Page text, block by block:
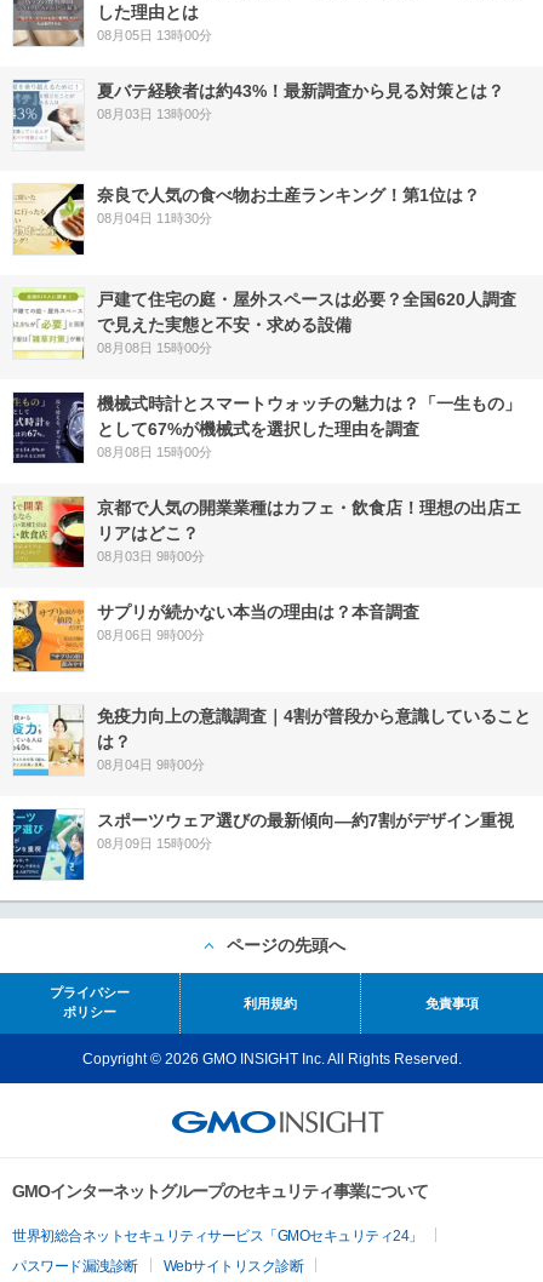
した理由とは
08月05日 13時00分
夏バテ経験者は約43%！最新調査から見る対策とは？
08月03日 13時00分
奈良で人気の食べ物お土産ランキング！第1位は？
08月04日 11時30分
戸建て住宅の庭・屋外スペースは必要？全国620人調査
で見えた実態と不安・求める設備
08月08日 15時00分
機械式時計とスマートウォッチの魅力は？「一生もの」
として67%が機械式を選択した理由を調査
08月08日 15時00分
京都で人気の開業業種はカフェ・飲食店！理想の出店エ
リアはどこ？
08月03日 9時00分
サプリが続かない本当の理由は？本音調査
08月06日 9時00分
免疫力向上の意識調査｜4割が普段から意識していること
は？
08月04日 9時00分
スポーツウェア選びの最新傾向―約7割がデザイン重視
08月09日 15時00分
ページの先頭へ
プライバシー
ポリシー
利用規約 免責事項
Copyright © 2026 GMO INSIGHT Inc. All Rights Reserved.
GMOインターネットグループのセキュリティ事業について
世界初総合ネットセキュリティサービス「GMOセキュリティ24」
パスワード漏洩診断
Webサイトリスク診断